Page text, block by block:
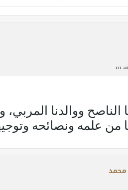
121
الناصح ووالدنا
من علمه ونصائحه